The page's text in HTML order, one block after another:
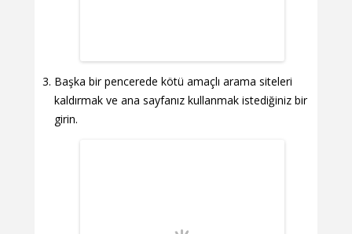
Başka bir pencerede kötü amaçlı arama siteleri
kaldırmak ve ana sayfanız kullanmak istediğiniz bir
girin.